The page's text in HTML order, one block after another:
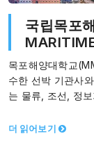
국립목포
목포해양대학교
수한 선박 기관사
는 물류, 조선, 정
더 읽어보기